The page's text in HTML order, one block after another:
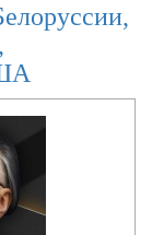
и
и
Путин к
на